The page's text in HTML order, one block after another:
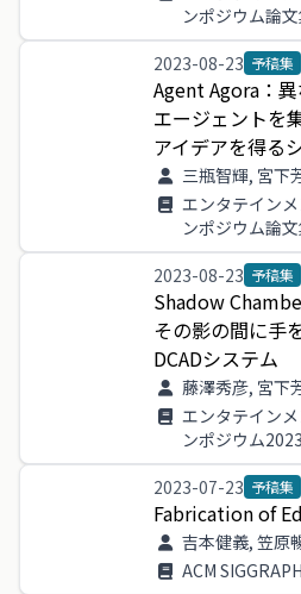
ンポジウム論
2023-08-23 予稿集
AgentAgora： 異
エージェントを
アイデアを得る
三瓶智輝, 宮下
エンタテイン
ンポジウム論
2023-08-23 予稿集
Shadow
その影の間に手
DCADシステム
藤澤秀彦, 宮下
エンタテイン
ンポジウム
2023-07-23 予稿集
Fabricationof
吉本健義, 笠原
ACM